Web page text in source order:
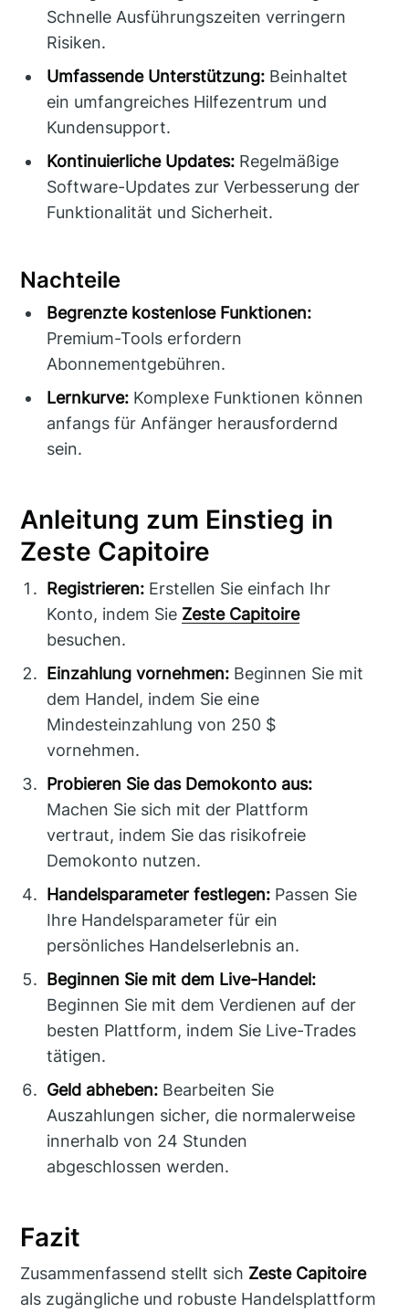
Schnelle Ausführungszeiten verringern
Risiken.
Umfassende Unterstützung: Beinhaltet
ein umfangreiches Hilfezentrum und
Kundensupport.
Kontinuierliche Updates: Regelmäßige
Software-Updates zur Verbesserung der
Funktionalität und Sicherheit.
Nachteile
Begrenzte kostenlose Funktionen:
Premium-Tools erfordern
Abonnementgebühren.
Lernkurve: Komplexe Funktionen können
anfangs für Anfänger herausfordernd
sein.
Anleitung zum Einstieg in
Zeste Capitoire
Registrieren: Erstellen Sie einfach Ihr
Konto, indem Sie Zeste Capitoire
besuchen.
Einzahlung vornehmen: Beginnen Sie mit
dem Handel, indem Sie eine
Mindesteinzahlung von 250 $
vornehmen.
Probieren Sie das Demokonto aus:
Machen Sie sich mit der Plattform
vertraut, indem Sie das risikofreie
Demokonto nutzen.
Handelsparameter festlegen: Passen Sie
Ihre Handelsparameter für ein
persönliches Handelserlebnis an.
Beginnen Sie mit dem Live-Handel:
Beginnen Sie mit dem Verdienen auf der
besten Plattform, indem Sie Live-Trades
tätigen.
Geld abheben: Bearbeiten Sie
Auszahlungen sicher, die normalerweise
innerhalb von 24 Stunden
abgeschlossen werden.
Fazit
Zusammenfassend stellt sich Zeste Capitoire
als zugängliche und robuste Handelsplattform